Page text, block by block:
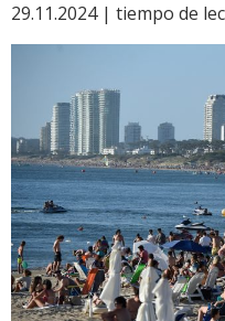
29.11.2024 | tiempo de